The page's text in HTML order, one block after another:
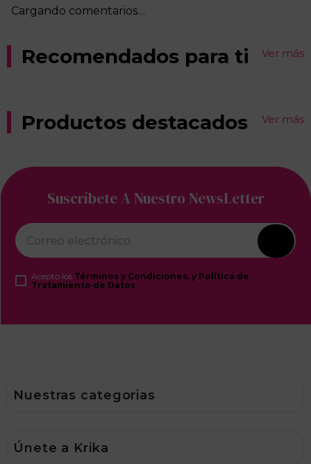
Cargando comentarios…
Recomendados para ti Ver más
21.500 ＋
－ $ 21.500 ＋
－